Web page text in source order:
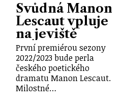
Svůdná Manon
Lescaut vpluje
na jeviště
První premiérou sezony
2022/2023 bude perla
českého poetického
dramatu Manon Lescaut.
Milostné…